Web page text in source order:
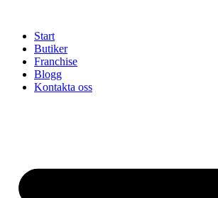
innehållStart
Butiker
Franchise
Blogg
Kontakta oss